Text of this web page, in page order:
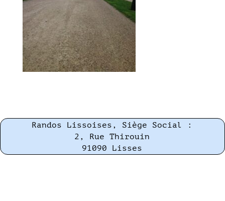
Randos Lissoises, Siège Social :
2, Rue Thirouin
91090 Lisses